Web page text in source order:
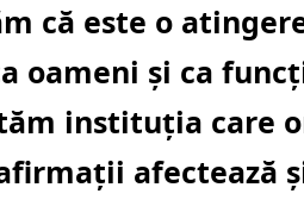
că este o
oameni și ca
instituția care
afectează